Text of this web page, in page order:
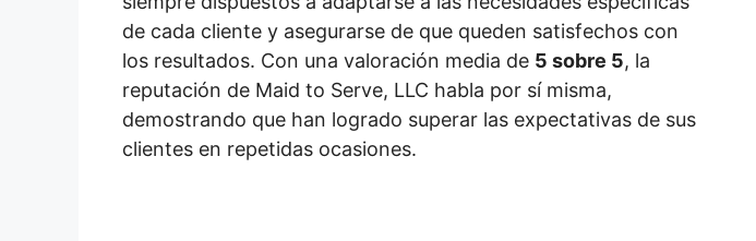
de cada cliente y asegurarse de que queden satisfechos con
los resultados. Con una valoración media de 5 sobre 5, la
reputación de Maid to Serve, LLC habla por sí misma,
demostrando que han logrado superar las expectativas de sus
clientes en repetidas ocasiones.